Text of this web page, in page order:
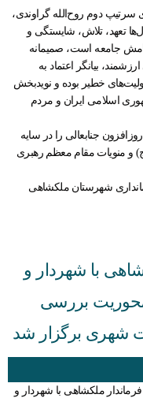
سرتیپ دوم روح‌الله گراوندی،
تعهد، تلاش، شایستگی و
جامعه است، صمیمانه
بیانگر اعتماد به
خطیر بوده و نویدبخش
اسلامی ایران و مردم
جنابعالی را در سایه
منویات مقام معظم رهبری
شهرستان ملکشاهی
با شهردار و
بررسی
شهری برگزار شد
ملکشاهی با شهردار و